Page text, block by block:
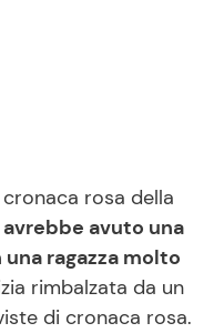
Feste
per Bambini
rosa della
avuto una
ragazza molto
rimbalzata da un
di cronaca rosa.